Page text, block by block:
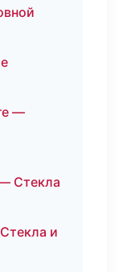
—
Стекла
и